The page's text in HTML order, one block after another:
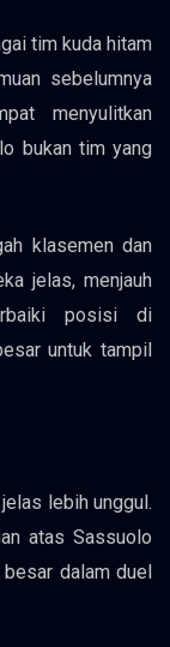
tim kuda hitam
sebelumnya
menyulitkan
bukan tim yang
klasemen dan
jelas, menjauh
posisi di
untuk tampil
lebih unggul.
atas Sassuolo
dalam duel